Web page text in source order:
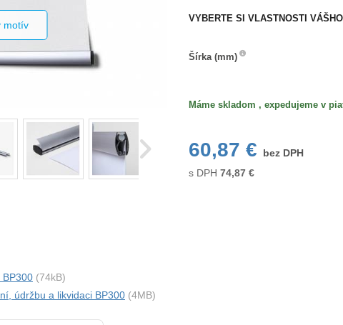
motív
BP300 (74kB)
údržbu a likvidaci BP300 (4MB)
VYBERTE SI VLASTNOSTI
Šírka (mm)
Máme skladom , expedujeme v
60,87 €
bez DPH
s DPH 74,87€